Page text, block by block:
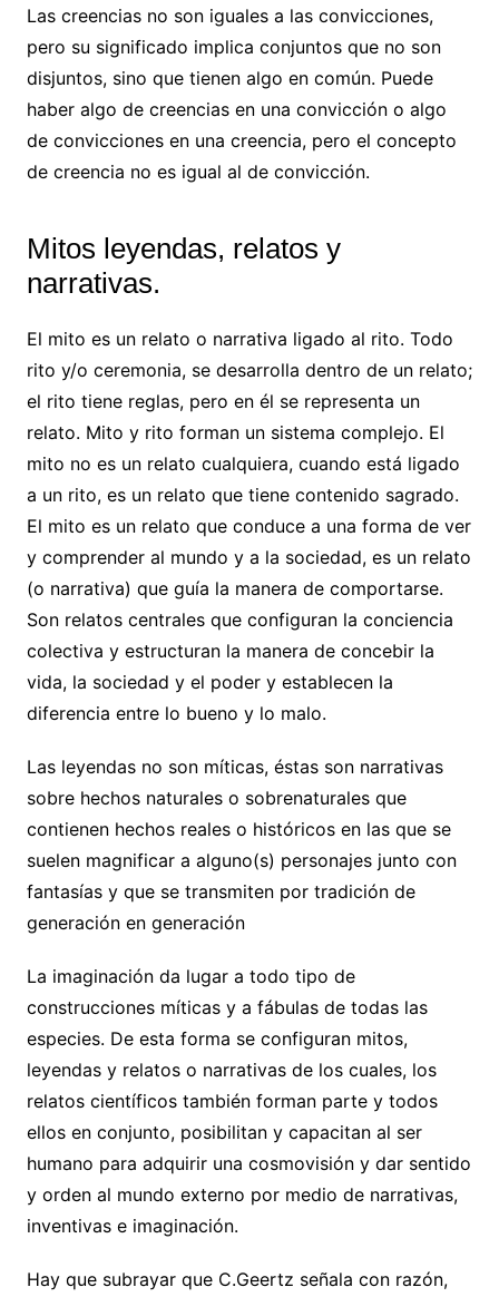
Las creencias no son iguales a las convicciones,
pero su significado implica conjuntos que no son
disjuntos, sino que tienen algo en común. Puede
haber algo de creencias en una convicción o algo
de convicciones en una creencia, pero el concepto
de creencia no es igual al de convicción.
Mitos leyendas, relatos y
narrativas.
El mito es un relato o narrativa ligado al rito. Todo
rito y/o ceremonia, se desarrolla dentro de un relato;
el rito tiene reglas, pero en él se representa un
relato. Mito y rito forman un sistema complejo. El
mito no es un relato cualquiera, cuando está ligado
a un rito, es un relato que tiene contenido sagrado.
El mito es un relato que conduce a una forma de ver
y comprender al mundo y a la sociedad, es un relato
(o narrativa) que guía la manera de comportarse.
Son relatos centrales que configuran la conciencia
colectiva y estructuran la manera de concebir la
vida, la sociedad y el poder y establecen la
diferencia entre lo bueno y lo malo.
Las leyendas no son míticas, éstas son narrativas
sobre hechos naturales o sobrenaturales que
contienen hechos reales o históricos en las que se
suelen magnificar a alguno(s) personajes junto con
fantasías y que se transmiten por tradición de
generación en generación
La imaginación da lugar a todo tipo de
construcciones míticas y a fábulas de todas las
especies. De esta forma se configuran mitos,
leyendas y relatos o narrativas de los cuales, los
relatos científicos también forman parte y todos
ellos en conjunto, posibilitan y capacitan al ser
humano para adquirir una cosmovisión y dar sentido
y orden al mundo externo por medio de narrativas,
inventivas e imaginación.
Hay que subrayar que C.Geertz señala con razón,